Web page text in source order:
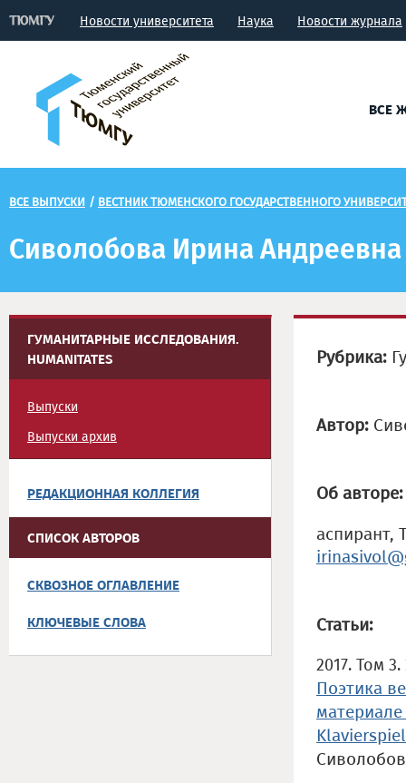
Новости университета Наука Новости журнала
ВСЕ
ВСЕ ВЫПУСКИ / ВЕСТНИК ТЮМЕНСКОГО ГОСУДАРСТВЕННОГО
Сиволобова Ирина Андреевна
ГУМАНИТАРНЫЕ ИССЛЕДОВАНИЯ.
HUMANITATES
Выпуски
Выпуски архив
РЕДАКЦИОННАЯ КОЛЛЕГИЯ
СПИСОК АВТОРОВ
СКВОЗНОЕ ОГЛАВЛЕНИЕ
КЛЮЧЕВЫЕ СЛОВА
Рубрика:
Автор:
Об авторе:
аспирант,
Статьи:
2017. Том
Поэтика